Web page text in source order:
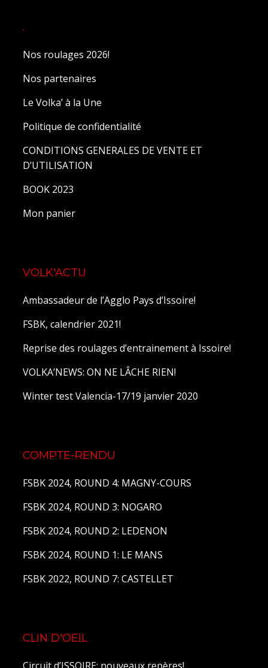
.
Nos roulages 2026!
Nos partenaires
Le Volka’ à la Une
Politique de confidentialité
CONDITIONS GENERALES DE VENTE ET
D’UTILISATION
BOOK 2023
Mon panier
VOLK'ACTU
Ambassadeur de l’Agglo Pays d’Issoire!
FSBK, calendrier 2021!
Reprise des roulages d’entrainement à Issoire!
VOLKA’NEWS: ON NE LÂCHE RIEN!
Winter test Valencia-17/19 janvier 2020
COMPTE-RENDU
FSBK 2024, ROUND 4: MAGNY-COURS
FSBK 2024, ROUND 3: NOGARO
FSBK 2024, ROUND 2: LEDENON
FSBK 2024, ROUND 1: LE MANS
FSBK 2022, ROUND 7: CASTELLET
CLIN D'OEIL